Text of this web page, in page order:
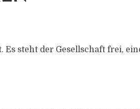
Es steht der Gesellschaft frei,